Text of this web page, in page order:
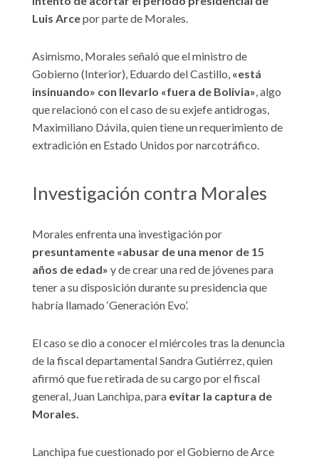
Luis Arcepor parte de Morales.
Asimismo, Morales señaló que el ministro de
Gobierno (Interior), Eduardo del Castillo, «está
insinuando» con llevarlo «fuera de Bolivia», algo
que relacionó con el caso de su exjefe antidrogas,
Maximiliano Dávila, quien tiene un requerimiento de
extradición en Estado Unidos por narcotráfico.
Investigación contra Morales
Morales enfrenta una investigación por
presuntamente «abusar de una menor de 15
años de edad» y de crear una red de jóvenes para
tener a su disposición durante su presidencia que
habría llamado ‘Generación Evo’.
El caso se dio a conocer el miércoles tras la denuncia
de la fiscal departamental Sandra Gutiérrez, quien
afirmó que fue retirada de su cargo por el fiscal
general, Juan Lanchipa, para evitar la captura de
Morales.
Lanchipa fue cuestionado por el Gobierno de Arce